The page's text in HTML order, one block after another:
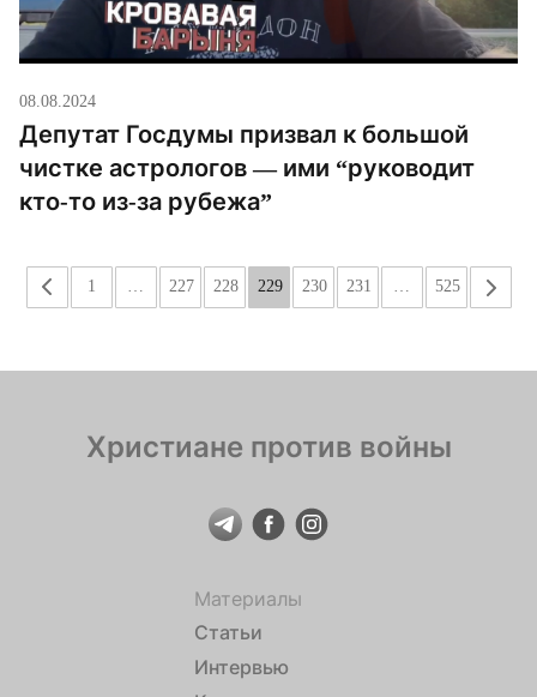
08.08.2024
Депутат Госдумы призвал к большой
чистке астрологов — ими “руководит
кто-то из-за рубежа”
« 1 227 228 229 230 231 525 »
Христиане против войны
Материалы
Статьи
Интервью